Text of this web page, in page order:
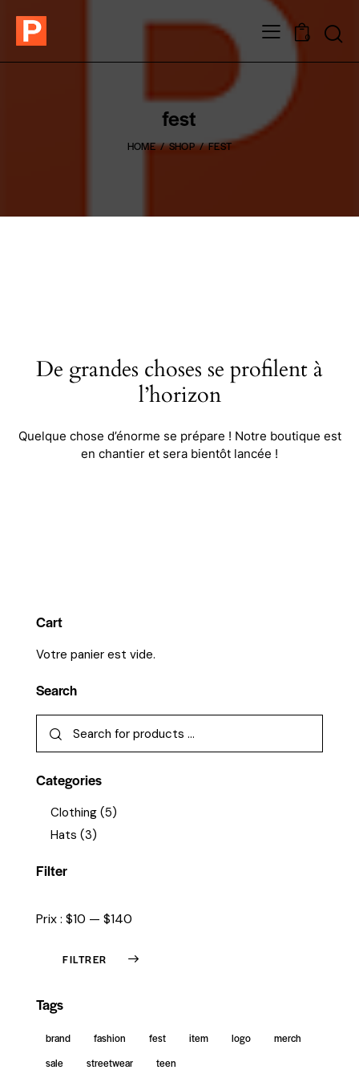
0
fest
HOME SHOP FEST
De grandes choses se profilent à
l’horizon
Quelque chose d’énorme se prépare ! Notre boutique est
en chantier et sera bientôt lancée !
Cart
Votre panier est vide.
Search
Categories
Clothing (5)
Hats (3)
Filter
FILTRER
Prix : $10 — $140
Tags
brand fashion fest item logo
merch
sale
streetwear teen